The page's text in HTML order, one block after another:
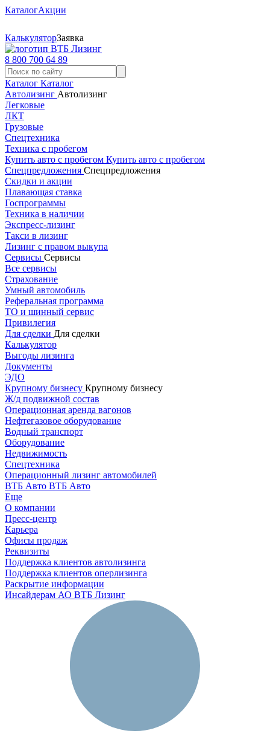
КаталогАкции
КалькуляторЗаявка
8 800 700 64 89
Каталог Каталог
Автолизинг Автолизинг
Легковые
ЛКТ
Грузовые
Спецтехника
Техника с пробегом
Купить авто с пробегом Купить авто с пробегом
Спецпредложения Спецпредложения
Скидки и акции
Плавающая ставка
Госпрограммы
Техника в наличии
Экспресс-лизинг
Такси в лизинг
Лизинг с правом выкупа
Сервисы Сервисы
Все сервисы
Страхование
Умный автомобиль
Реферальная программа
ТО и шинный сервис
Привилегия
Для сделки Для сделки
Калькулятор
Выгоды лизинга
Документы
ЭДО
Крупному бизнесу Крупному бизнесу
Ж/д подвижной состав
Операционная аренда вагонов
Нефтегазовое оборудование
Водный транспорт
Оборудование
Недвижимость
Спецтехника
Операционный лизинг автомобилей
ВТБ Авто ВТБ Авто
Еще
О компании
Пресс-центр
Карьера
Офисы продаж
Реквизиты
Поддержка клиентов автолизинга
Поддержка клиентов оперлизинга
Раскрытие информации
Инсайдерам АО ВТБ Лизинг